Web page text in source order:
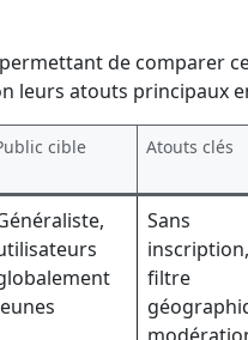
de comparer
leurs atouts principaux
cible Atouts clés
Sans
inscription,
filtre